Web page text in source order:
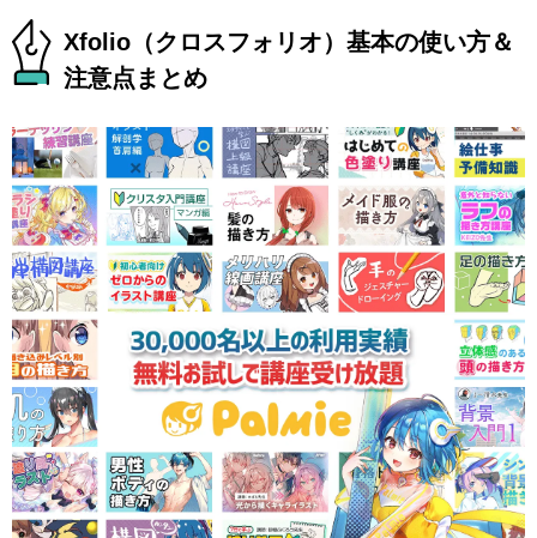
Xfolio（クロスフォリオ）基本の使い方＆
注意点まとめ